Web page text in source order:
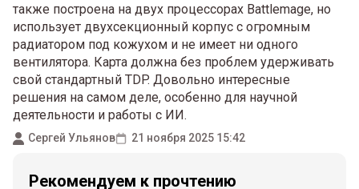
также построена на двух процессорах Battlemage, но
использует двухсекционный корпус с огромным
радиатором под кожухом и не имеет ни одного
вентилятора. Карта должна без проблем удерживать
свой стандартный TDP. Довольно интересные
решения на самом деле, особенно для научной
деятельности и работы с ИИ.
Сергей Ульянов 21 ноября 2025 15:42
Рекомендуем к прочтению